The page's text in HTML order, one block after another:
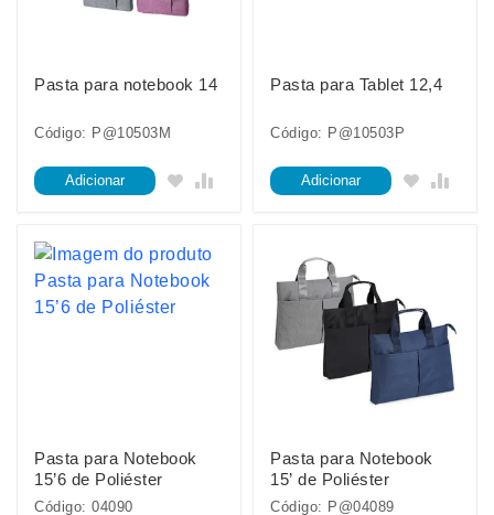
Pasta para notebook 14
Código: P@10503M
Adicionar
Pasta para Tablet 12,4
Código: P@10503P
Adicionar
Pasta para Notebook
15’6 de Poliéster
Código: 04090
Pasta para Notebook
15’ de Poliéster
Código: P@04089